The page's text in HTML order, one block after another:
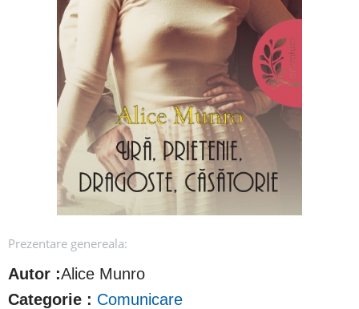
Prezentare genereala:
Autor :Alice Munro
Categorie : Comunicare